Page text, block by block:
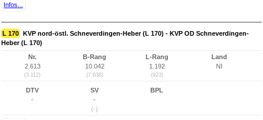
Infos...
L 170 KVP nord-östl. Schneverdingen-Heber (L 170) - KVP OD Schneverdingen-
Heber (L 170)
Nr.
2.613
(3.112)
B-Rang
10.042
(7.638)
L-Rang
1.192
(923)
Land
NI
DTV
-
SV
-
(-)
BPL